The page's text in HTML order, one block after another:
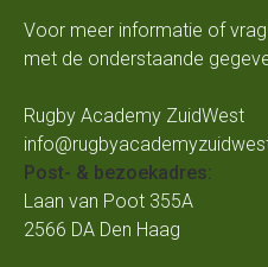
Voor meer informatie of
met de onderstaande
Rugby Academy ZuidWest
Post- & bezoekadres:
Laan van Poot 355A
2566 DA Den Haag